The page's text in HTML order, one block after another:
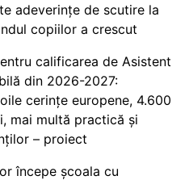
adeverințe de scutire la
copiilor a crescut
calificarea de Asistent
din 2026-2027:
cerințe europene, 4.600
mai multă practică și
– proiect
începe școala cu